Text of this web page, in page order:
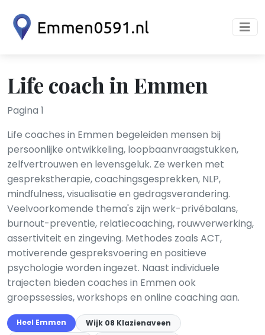
Life coach in Emmen
Pagina 1
Life coaches in Emmen begeleiden mensen bij
persoonlijke ontwikkeling, loopbaanvraagstukken,
zelfvertrouwen en levensgeluk. Ze werken met
gesprekstherapie, coachingsgesprekken, NLP,
mindfulness, visualisatie en gedragsverandering.
Veelvoorkomende thema's zijn werk-privébalans,
burnout-preventie, relatiecoaching, rouwverwerking,
assertiviteit en zingeving. Methodes zoals ACT,
motiverende gespreksvoering en positieve
psychologie worden ingezet. Naast individuele
trajecten bieden coaches in Emmen ook
groepssessies, workshops en online coaching aan.
Heel Emmen
Wijk 08 Klazienaveen